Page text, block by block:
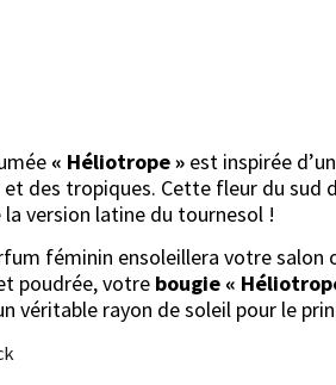
« Héliotrope » est inspirée
des tropiques. Cette fleur du sud
version latine du tournesol !
féminin ensoleillera votre salon
poudrée, votre bougie «
véritable rayon de soleil pour le